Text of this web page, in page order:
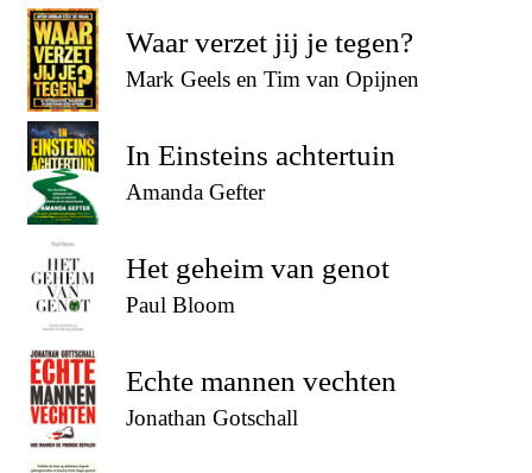
Waar verzet jij je tegen?
Mark Geels en Tim van Opijnen
In Einsteins achtertuin
Amanda Gefter
Het geheim van genot
Paul Bloom
Echte mannen vechten
Jonathan Gotschall